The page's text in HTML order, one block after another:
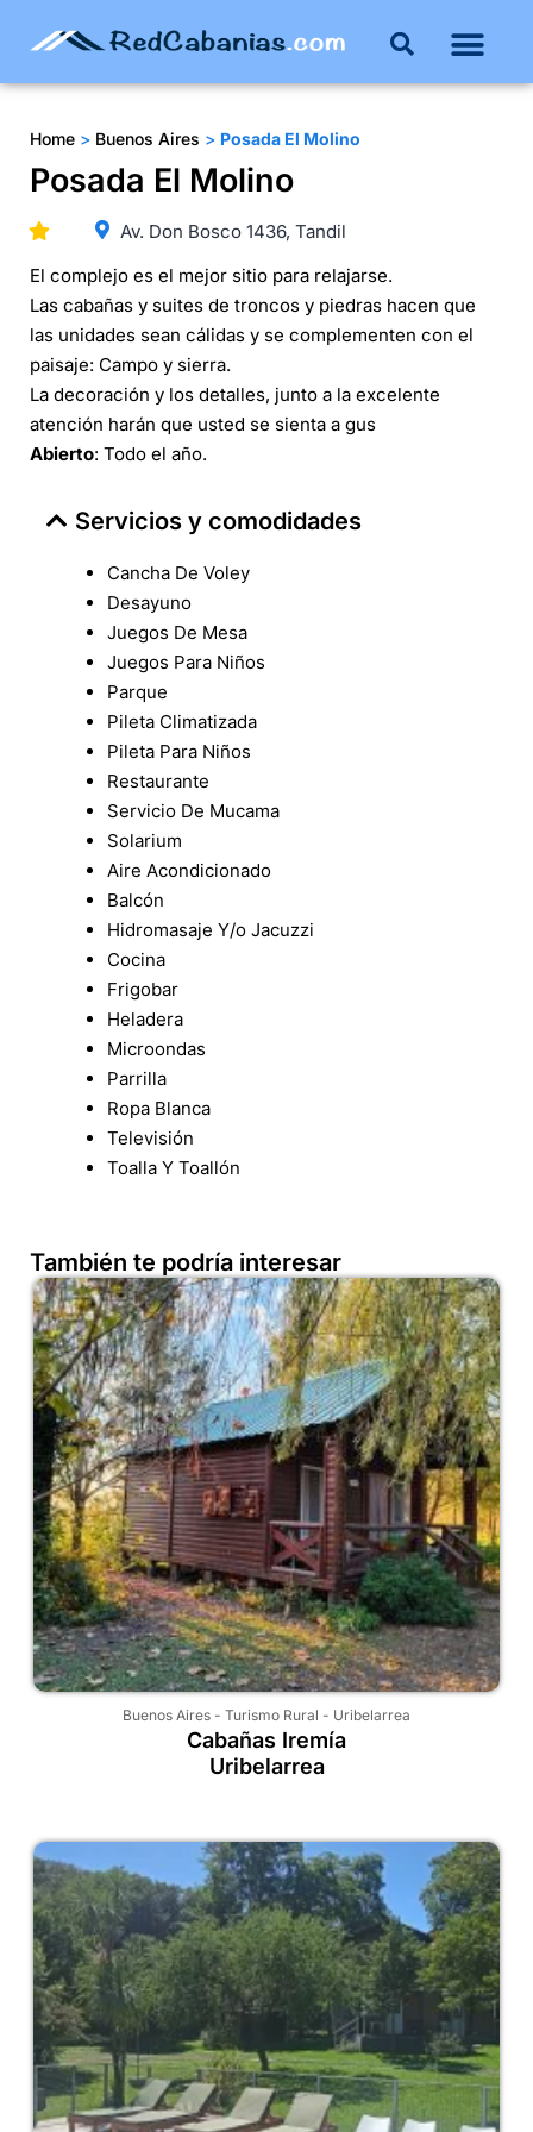
Home > Buenos Aires > Posada El Molino
Posada El Molino
Av. Don Bosco 1436, Tandil
El complejo es el mejor sitio para relajarse.
Las cabañas y suites de troncos y piedras hacen que
las unidades sean cálidas y se complementen con el
paisaje: Campo y sierra.
La decoración y los detalles, junto a la excelente
atención harán que usted se sienta a gus
Abierto: Todo el año.
Servicios y comodidades
Cancha De Voley
Desayuno
Juegos De Mesa
Juegos Para Niños
Parque
Pileta Climatizada
Pileta Para Niños
Restaurante
Servicio De Mucama
Solarium
Aire Acondicionado
Balcón
Hidromasaje Y/o Jacuzzi
Cocina
Frigobar
Heladera
Microondas
Parrilla
Ropa Blanca
Televisión
Toalla Y Toallón
También te podría interesar
Buenos Aires - Turismo Rural - Uribelarrea
Cabañas Iremía
Uribelarrea